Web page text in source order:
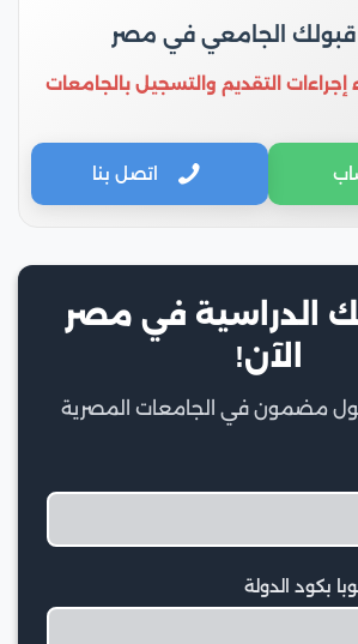
قبولك الجامعي في مصر
التقديم والتسجيل بالجامعات
اتصل بنا
الدراسية في مصر
الآن!
مضمون في الجامعات المصرية
بكود الدولة